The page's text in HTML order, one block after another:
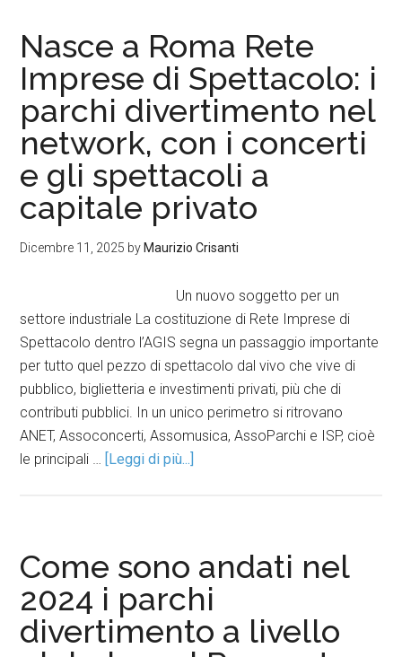
Nasce a Roma Rete
Imprese di Spettacolo: i
parchi divertimento nel
network, con i concerti
e gli spettacoli a
capitale privato
Dicembre 11, 2025 by Maurizio Crisanti
Un nuovo soggetto per un
settore industriale La costituzione di Rete Imprese di
Spettacolo dentro l’AGIS segna un passaggio importante
per tutto quel pezzo di spettacolo dal vivo che vive di
pubblico, biglietteria e investimenti privati, più che di
contributi pubblici. In un unico perimetro si ritrovano
ANET, Assoconcerti, Assomusica, AssoParchi e ISP, cioè
le principali … [Leggi di più...]
Come sono andati nel
2024 i parchi
divertimento a livello